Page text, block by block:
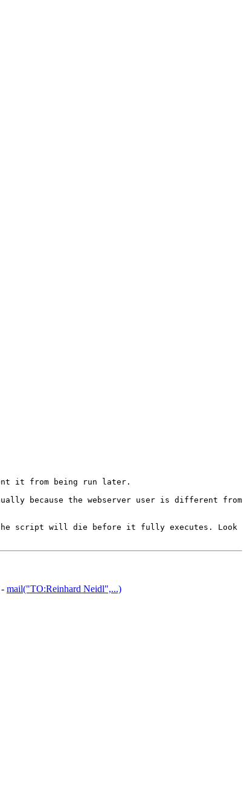
it from being run later.
because the webserver user is different from
script will die before it fully executes. Look
- mail("TO:Reinhard Neidl",...)